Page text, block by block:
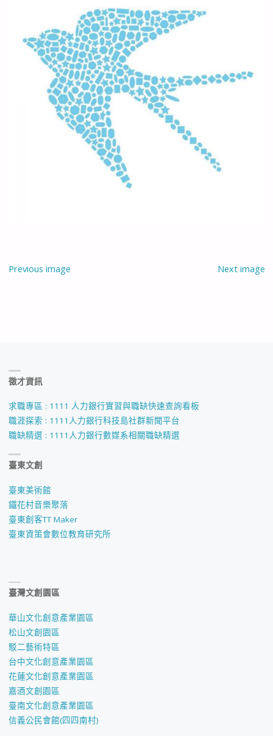
Previous image Next image
徵才資訊
求職專區 : 1111 人力銀行實習與職缺快速查詢看板
職涯探索 : 1111人力銀行科技島社群新聞平台
職缺精選 : 1111人力銀行數媒系相關職缺精選
臺東文創
臺東美術館
鐵花村音樂聚落
臺東創客TT Maker
臺東資策會數位教育研究所
臺灣文創園區
華山文化創意產業園區
松山文創園區
駁二藝術特區
台中文化創意產業園區
花蓮文化創意產業園區
嘉酒文創園區
臺南文化創意產業園區
信義公民會館(四四南村)